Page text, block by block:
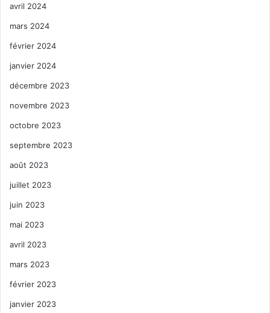
avril 2024
mars 2024
février 2024
janvier 2024
décembre 2023
novembre 2023
octobre 2023
septembre 2023
août 2023
juillet 2023
juin 2023
mai 2023
avril 2023
mars 2023
février 2023
janvier 2023